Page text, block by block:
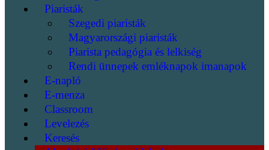
Piaristák
Szegedi piaristák
Magyarországi piaristák
Piarista pedagógia és lelkiség
Rendi ünnepek emléknapok imanapok
E-napló
E-menza
Classroom
Levelezés
Keresés